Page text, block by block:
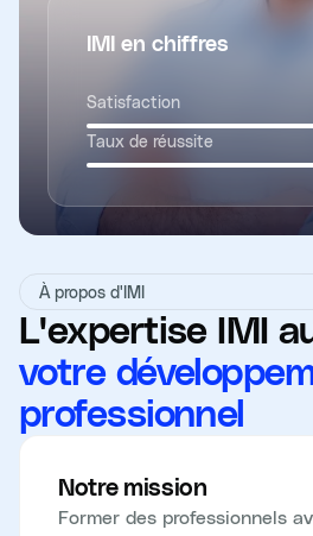
IMI en chiffres
Satisfaction
Taux de réussite
À propos d'IMI
L'expertise IMI
votre
professionnel
Notre mission
Former des professionnels